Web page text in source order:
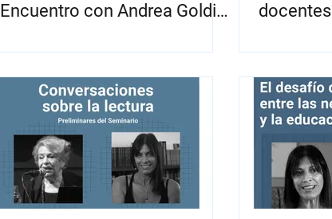
Encuentro con Andrea Goldin
docentes